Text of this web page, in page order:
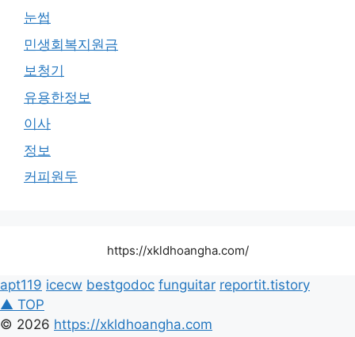
눈썹
민생회복지원금
보청기
유용한정보
이사
정보
커피원두
https://xkldhoangha.com/
apt119 icecw bestgodoc funguitar reportit.tistory
▲ TOP
© 2026 https://xkldhoangha.com